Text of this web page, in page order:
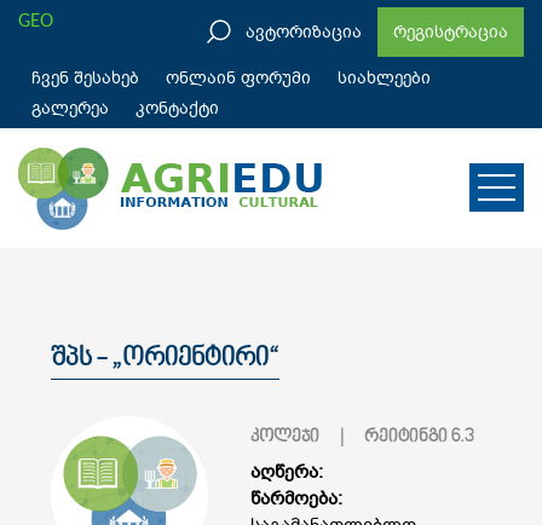
GEO ავტორიზაცია
რეგისტრაცია
ჩვენ შესახებ
ონლაინ ფორუმი
სიახლეები
გალერეა
კონტაქტი
შპს - „ორიენტირი“
კოლეჯი | რეიტინგი 6.3
აღწერა:
წარმოება: